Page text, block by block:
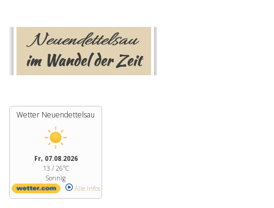
Wetter Neuendettelsau
Fr, 07.08.2026
13 / 26°C
Sonnig
Alle Infos